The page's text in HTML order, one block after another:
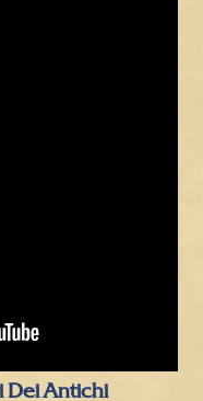
Dei Antichi